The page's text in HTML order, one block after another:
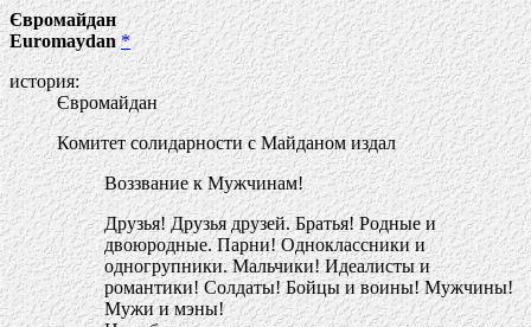
Євромайдан
Euromaydan *
история:
Євромайдан
Комитет солидарности с Майданом издал
Воззвание к Мужчинам!
Друзья! Друзья друзей. Братья! Родные и
двоюродные. Парни! Одноклассники и
одногрупники. Мальчики! Идеалисты и
романтики! Солдаты! Бойцы и воины! Мужчины!
Мужи и мэны!